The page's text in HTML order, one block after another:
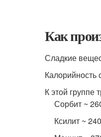
Как
Сладкие
Калорийность
К этой группе
Сорбит ~
Ксилит ~